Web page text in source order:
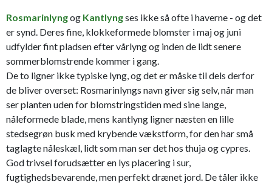
Rosmarinlyngog Kantlyngses ikke så ofte i haverne - og det
er synd. Deres fine, klokkeformede blomster i maj og juni
udfylder fint pladsen efter vårlyng og inden de lidt senere
sommerblomstrende kommer i gang.
De to ligner ikke typiske lyng, og det er måske til dels derfor
de bliver overset: Rosmarinlyngs navn giver sig selv, når man
ser planten uden for blomstringstiden med sine lange,
nåleformede blade, mens kantlyng ligner næsten en lille
stedsegrøn busk med krybende vækstform, for den har små
taglagte nåleskæl, lidt som man ser det hos thuja og cypres.
God trivsel forudsætter en lys placering i sur,
fugtighedsbevarende, men perfekt drænet jord. De tåler ikke